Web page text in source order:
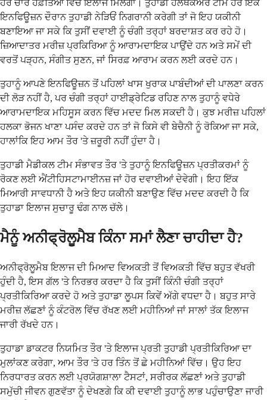
ਹਰ ਚਾਰ ਹਫ਼ਤਿਆਂ ਵਿੱਚ ਇਲਾਜ ਮਿਲੇਗਾ। ਤੁਹਾਡੀ ਹੈਲਥਕੇਅਰ ਟੀਮ ਹਰ ਇੱਕ
ਇਨਫਿਊਜ਼ਨ ਦੌਰਾਨ ਤੁਹਾਡੀ ਨੇੜਿਓਂ ਨਿਗਰਾਨੀ ਕਰੇਗੀ ਤਾਂ ਜੋ ਇਹ ਯਕੀਨੀ
ਬਣਾਇਆ ਜਾ ਸਕੇ ਕਿ ਤੁਸੀਂ ਦਵਾਈ ਨੂੰ ਚੰਗੀ ਤਰ੍ਹਾਂ ਬਰਦਾਸ਼ਤ ਕਰ ਰਹੇ ਹੋ।
ਜ਼ਿਆਦਾਤਰ ਮਰੀਜ਼ ਪ੍ਰਕਿਰਿਆ ਨੂੰ ਆਰਾਮਦਾਇਕ ਪਾਉਂਦੇ ਹਨ ਅਤੇ ਸਮੇਂ ਦੀ
ਵਰਤੋਂ ਪੜ੍ਹਨ, ਸੰਗੀਤ ਸੁਣਨ, ਜਾਂ ਸਿਰਫ਼ ਆਰਾਮ ਕਰਨ ਲਈ ਕਰਦੇ ਹਨ।
ਤੁਹਾਨੂੰ ਆਪਣੇ ਇਨਫਿਊਜ਼ਨ ਤੋਂ ਪਹਿਲਾਂ ਖਾਸ ਖੁਰਾਕ ਪਾਬੰਦੀਆਂ ਦੀ ਪਾਲਣਾ ਕਰਨ
ਦੀ ਲੋੜ ਨਹੀਂ ਹੈ, ਪਰ ਚੰਗੀ ਤਰ੍ਹਾਂ ਹਾਈਡ੍ਰੇਟਿਡ ਰਹਿਣ ਨਾਲ ਤੁਹਾਨੂੰ ਵਧੇਰੇ
ਆਰਾਮਦਾਇਕ ਮਹਿਸੂਸ ਕਰਨ ਵਿੱਚ ਮਦਦ ਮਿਲ ਸਕਦੀ ਹੈ। ਕੁਝ ਮਰੀਜ਼ ਪਹਿਲਾਂ
ਹਲਕਾ ਭੋਜਨ ਖਾਣਾ ਪਸੰਦ ਕਰਦੇ ਹਨ ਤਾਂ ਜੋ ਕਿਸੇ ਵੀ ਬੇਚੈਨੀ ਨੂੰ ਰੋਕਿਆ ਜਾ ਸਕੇ,
ਹਾਲਾਂਕਿ ਇਹ ਆਮ ਤੌਰ 'ਤੇ ਜ਼ਰੂਰੀ ਨਹੀਂ ਹੁੰਦਾ ਹੈ।
ਤੁਹਾਡੀ ਮੈਡੀਕਲ ਟੀਮ ਸੰਭਾਵਤ ਤੌਰ 'ਤੇ ਤੁਹਾਨੂੰ ਇਨਫਿਊਜ਼ਨ ਪ੍ਰਤੀਕਰਮਾਂ ਨੂੰ
ਰੋਕਣ ਲਈ ਐਂਟੀਹਿਸਟਾਮਾਈਨਜ਼ ਜਾਂ ਹੋਰ ਦਵਾਈਆਂ ਦੇਵੇਗੀ। ਇਹ ਇੱਕ
ਮਿਆਰੀ ਸਾਵਧਾਨੀ ਹੈ ਅਤੇ ਇਹ ਯਕੀਨੀ ਬਣਾਉਣ ਵਿੱਚ ਮਦਦ ਕਰਦੀ ਹੈ ਕਿ
ਤੁਹਾਡਾ ਇਲਾਜ ਸੁਚਾਰੂ ਢੰਗ ਨਾਲ ਚੱਲੇ।
ਮੈਨੂੰ ਅਨੀਫ੍ਰੋਲੂਮੈਬ ਕਿੰਨਾ ਸਮਾਂ ਲੈਣਾ ਚਾਹੀਦਾ ਹੈ?
ਅਨੀਫ੍ਰੋਲੂਮੈਬ ਇਲਾਜ ਦੀ ਮਿਆਦ ਵਿਅਕਤੀ ਤੋਂ ਵਿਅਕਤੀ ਵਿੱਚ ਬਹੁਤ ਵੱਖਰੀ
ਹੁੰਦੀ ਹੈ, ਇਸ ਗੱਲ 'ਤੇ ਨਿਰਭਰ ਕਰਦਾ ਹੈ ਕਿ ਤੁਸੀਂ ਕਿੰਨੀ ਚੰਗੀ ਤਰ੍ਹਾਂ
ਪ੍ਰਤੀਕਿਰਿਆ ਕਰਦੇ ਹੋ ਅਤੇ ਤੁਹਾਡਾ ਲੂਪਸ ਕਿਵੇਂ ਅੱਗੇ ਵਧਦਾ ਹੈ। ਬਹੁਤ ਸਾਰੇ
ਮਰੀਜ਼ ਲੱਛਣਾਂ ਨੂੰ ਕੰਟਰੋਲ ਵਿੱਚ ਰੱਖਣ ਲਈ ਮਹੀਨਿਆਂ ਜਾਂ ਸਾਲਾਂ ਤੱਕ ਇਲਾਜ
ਜਾਰੀ ਰੱਖਦੇ ਹਨ।
ਤੁਹਾਡਾ ਡਾਕਟਰ ਨਿਯਮਿਤ ਤੌਰ 'ਤੇ ਇਲਾਜ ਪ੍ਰਤੀ ਤੁਹਾਡੀ ਪ੍ਰਤੀਕਿਰਿਆ ਦਾ
ਮੁਲਾਂਕਣ ਕਰੇਗਾ, ਆਮ ਤੌਰ 'ਤੇ ਹਰ ਤਿੰਨ ਤੋਂ ਛੇ ਮਹੀਨਿਆਂ ਵਿੱਚ। ਉਹ ਇਹ
ਨਿਰਧਾਰਤ ਕਰਨ ਲਈ ਪ੍ਰਯੋਗਸ਼ਾਲਾ ਟੈਸਟਾਂ, ਸਰੀਰਕ ਲੱਛਣਾਂ ਅਤੇ ਤੁਹਾਡੀ
ਸਮੁੱਚੀ ਜੀਵਨ ਗੁਣਵੱਤਾ ਨੂੰ ਦੇਖਣਗੇ ਕਿ ਕੀ ਦਵਾਈ ਤੁਹਾਨੂੰ ਲਾਭ ਪਹੁੰਚਾਉਣਾ ਜਾਰੀ